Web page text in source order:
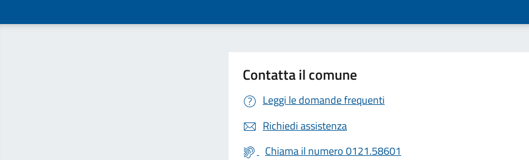
Contatta il comune
Leggi le domande frequenti
Richiedi assistenza
Chiama il numero 0121.58601